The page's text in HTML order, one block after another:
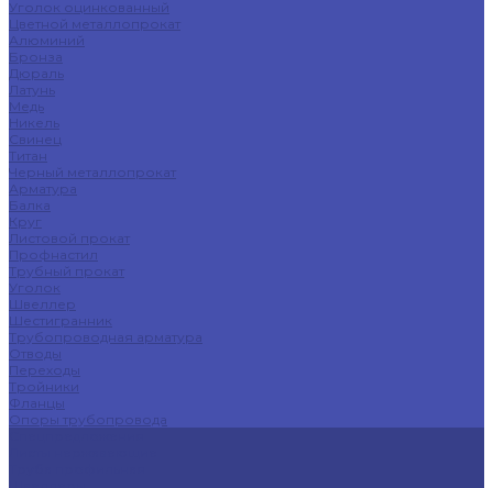
Уголок оцинкованный
Цветной металлопрокат
Алюминий
Бронза
Дюраль
Латунь
Медь
Никель
Свинец
Титан
Черный металлопрокат
Арматура
Балка
Круг
Листовой прокат
Профнастил
Трубный прокат
Уголок
Швеллер
Шестигранник
Трубопроводная арматура
Отводы
Переходы
Тройники
Фланцы
Опоры трубопровода